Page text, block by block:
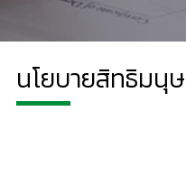
นโยบายสิทธิมนุ